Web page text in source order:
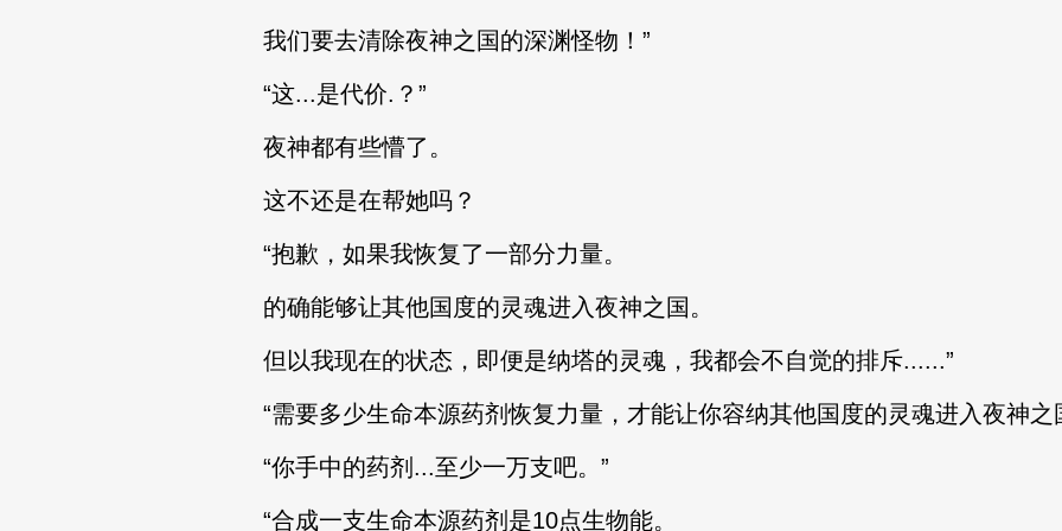
我们要去清除夜神之国的深渊怪物！”
“这...是代价.？”
夜神都有些懵了。
这不还是在帮她吗？
“抱歉，如果我恢复了一部分力量。
的确能够让其他国度的灵魂进入夜神之国。
但以我现在的状态，即便是纳塔的灵魂，我都会不自觉的排斥......”
“需要多少生命本源药剂恢复力量，才能让你容纳其他国度的灵魂进入夜神之
“你手中的药剂...至少一万支吧。”
“合成一支生命本源药剂是10点生物能。